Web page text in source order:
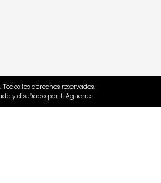
Todos los derechos reservados.
y diseñado por J. Aguerre